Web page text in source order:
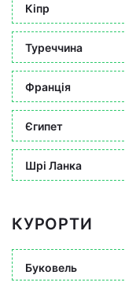
Кіпр
Туреччина
Франція
Єгипет
Шрі Ланка
КУРОРТИ
Буковель